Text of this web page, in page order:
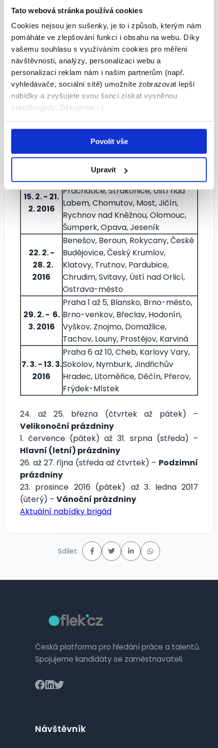
Tato webová stránka používá cookies
Cookies nejsou jen sušenky, je to i způsob, kterým nám
pomáháte ve zlepšování funkcí i obsahu na webu. Díky
vašemu souhlasu s využíváním cookies pro měření
návštěvnosti, analýzy, personalizaci webu a
personalizaci reklam nám i našim partnerům (např.
vyhledávače, sociální sítě) umožníte zobrazovat lepší
nabídky a zvyšujete svou šanci získat vysněnou
práci/brigádu. Děkujeme :-)
Povolit vše
Upravit
Jarní prázdniny dle okresů
Kdy
Okresy a pražské obvody
1. 2. - 7. 2.
2016
Kroměříž, Uherské Hradiště, Vsetín,
Zlín, Praha-východ, Praha-západ,
Mělník, Rakovník, Plzeň-město,
Plzeň-sever, Plzeň-jih, Hradec
Králové, Teplice, Nový Jičín
Liberec, Semily, Havlíčkův Brod,
Jihlava, Pelhřimov, Třebíč, Žďár
nad Sázavou, Kladno, Kolín, Kutná
Hora, Písek, Náchod, Bruntál
15. 2. - 21.
2. 2016
Mladá Boleslav, Příbram, Tábor,
Prachatice, Strakonice, Ústí nad
Labem, Chomutov, Most, Jičín,
Rychnov nad Kněžnou, Olomouc,
Šumperk, Opava, Jeseník
22. 2. -
28. 2.
2016
Benešov, Beroun, Rokycany, České
Budějovice, Český Krumlov,
Klatovy, Trutnov, Pardubice,
Chrudim, Svitavy, Ústí nad Orlicí,
Ostrava-město
29. 2. - 6.
3. 2016
Praha 1 až 5, Blansko, Brno-město,
Brno-venkov, Břeclav, Hodonín,
Vyškov, Znojmo, Domažlice,
Tachov, Louny, Prostějov, Karviná
7. 3. - 13. 3.
2016
Praha 6 až 10, Cheb, Karlovy Vary,
Sokolov, Nymburk, Jindřichův
Hradec, Litoměřice, Děčín, Přerov,
Frýdek-Místek
24. až 25. března (čtvrtek až pátek) –
Velikonoční prázdniny
1. července (pátek) až 31. srpna (středa) –
Hlavní (letní) prázdniny
26. až 27. října (středa až čtvrtek) – Podzimní
prázdniny
23. prosince 2016 (pátek) až 3. ledna 2017
(úterý) – Vánoční prázdniny
Aktuální nabídky brigád
Sdílet:
Česká platforma pro hledání práce a talentů.
Spojujeme kandidáty se zaměstnavateli.
Návštěvník